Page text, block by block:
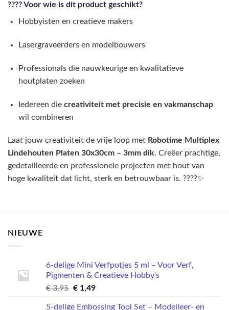
???? Voor wie is dit product geschikt?
Hobbyisten en creatieve makers
Lasergraveerders en modelbouwers
Professionals die nauwkeurige en kwalitatieve
houtplaten zoeken
Iedereen die creativiteit met precisie en vakmanschap
wil combineren
Laat jouw creativiteit de vrije loop met Robotime Multiplex
Lindehouten Platen 30x30cm – 3mm dik. Creëer prachtige,
gedetailleerde en professionele projecten met hout van
hoge kwaliteit dat licht, sterk en betrouwbaar is. ????✨
NIEUWE
6-delige Mini Verfpotjes 5 ml – Voor Verf,
Pigmenten & Creatieve Hobby's
€3,95 Oorspronkelijke
€1,49Huidige
5-delige Embossing Tool Set – Modelleer- en